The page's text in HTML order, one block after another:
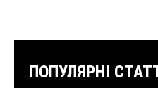
ПОПУЛЯРНІ